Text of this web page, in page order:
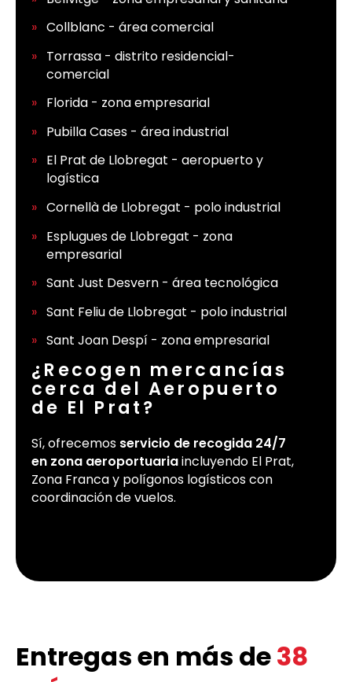
Collblanc - área comercial
Torrassa - distrito residencial-
comercial
Florida - zona empresarial
Pubilla Cases - área industrial
El Prat de Llobregat - aeropuerto y
logística
Cornellà de Llobregat - polo industrial
Esplugues de Llobregat - zona
empresarial
Sant Just Desvern - área tecnológica
Sant Feliu de Llobregat - polo industrial
Sant Joan Despí - zona empresarial
¿Recogen mercancías
cerca del Aeropuerto
de El Prat?
Sí, ofrecemos servicio de recogida 24/7
en zona aeroportuariaincluyendo El Prat,
Zona Franca y polígonos logísticos con
coordinación de vuelos.
Entregas en más de38